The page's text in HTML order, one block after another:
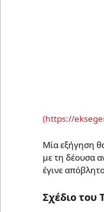
Μία εξήγηση
με τη δέουσα
έγινε
Σχέδιο του